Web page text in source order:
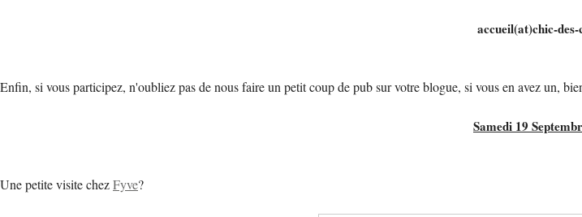
accueil(at)chic-
Enfin, si vous participez, n'oubliez pas de nous faire un petit coup de pub sur votre blogue, si vous en avez un,
Samedi 19
Une petite visite chezFyve?